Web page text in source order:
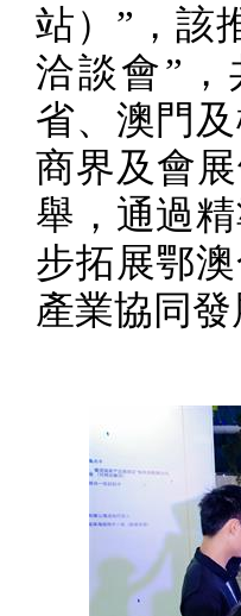
站）”，該
洽談會”，
省、澳門
商界及會
舉，通過
步拓展鄂
產業協同發